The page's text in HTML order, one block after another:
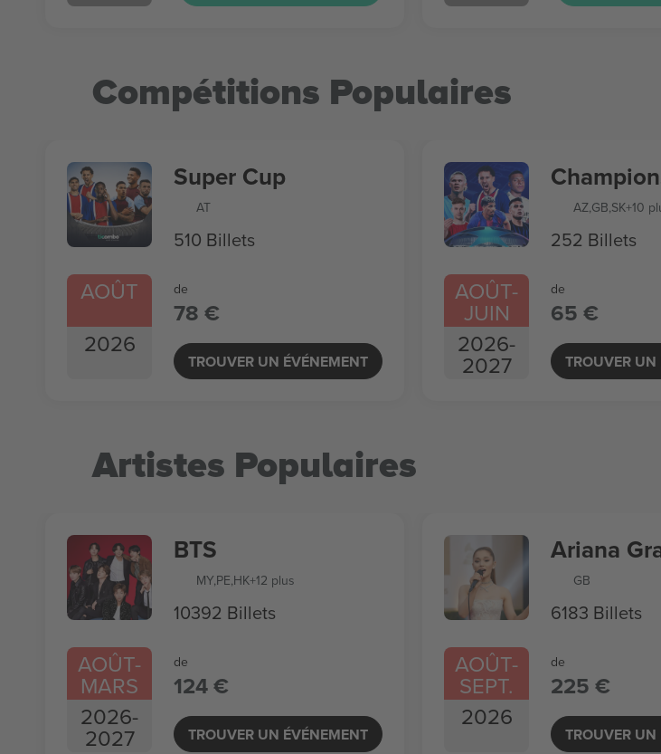
Compétitions Populaires
AOÛT
2026
Super Cup
AT
510 Billets
de
78 €
TROUVER UN ÉVÉNEMENT
AOÛT-
JUIN
2026-
2027
AZ,GB,SK+10
252 Billets
de
65 €
TROUVER
Artistes Populaires
AOÛT-
MARS
2026-
2027
BTS
MY,PE,HK+12 plus
10392 Billets
de
124 €
TROUVER UN ÉVÉNEMENT
AOÛT-
SEPT.
2026
Ariana
GB
6183 Billets
de
225 €
TROUVER